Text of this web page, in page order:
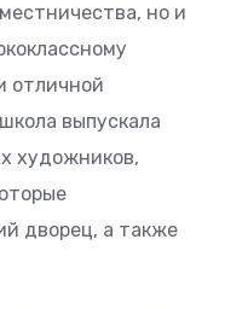
но и
отличной
выпускала
художников,
дворец, а также